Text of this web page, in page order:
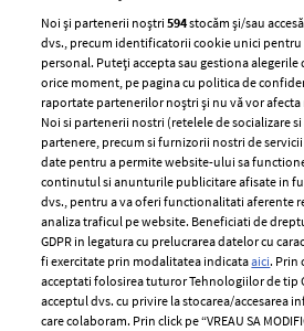
ELLE Style Awards
2024
Despre ELLE
Romania
Contact
Abonamente
Noi și partenerii noștri594stocăm și/sau
dvs., precum identificatorii cookie unici pentru
personal. Puteți accepta sau gestiona alegerile
orice moment, pe pagina cu politica de
raportate partenerilor noștri și nu vă vor afecta
Noi si partenerii nostri (retelele de socializare
partenere, precum si furnizorii nostri de
date pentru a permite website-ului sa
continutul si anunturile publicitare afisate in
dvs., pentru a va oferi functionalitati aferente
analiza traficul pe website. Beneficiati de
GDPR in legatura cu prelucrarea datelor cu
fi exercitate prin modalitatea indicataaici. Prin
acceptati folosirea tuturor Tehnologiilor de tip
acceptul dvs. cu privire la stocarea/accesarea
care colaboram. Prin click pe “VREAU SA